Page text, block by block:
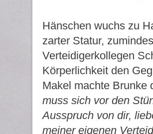
Hänschen wuchs zu
zarter Statur,
Verteidigerkollegen
Körperlichkeit den
Makel machte
muss sich vor den
Ausspruch von dir,
meiner eigenen